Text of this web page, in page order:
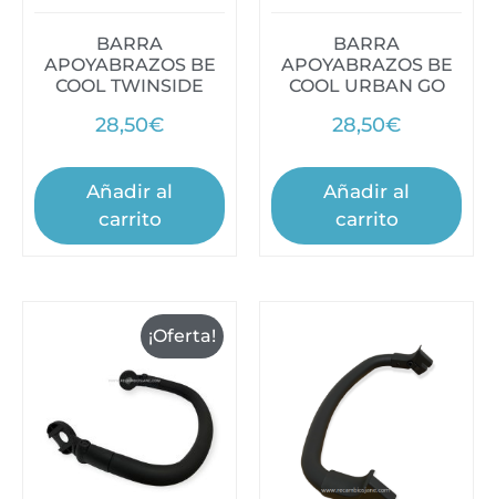
BARRA
APOYABRAZOS BE
COOL TWINSIDE
28,50€
Añadir al
carrito
BARRA
APOYABRAZOS BE
COOL URBAN GO
28,50€
Añadir al
carrito
¡Oferta!